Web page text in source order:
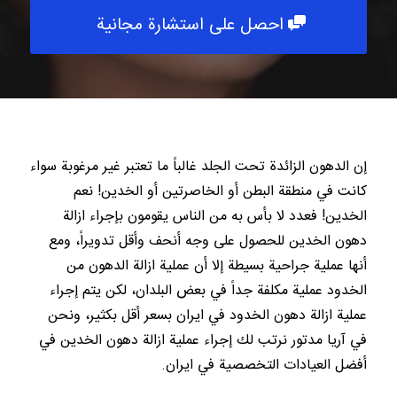
احصل على استشارة مجانية
إن الدهون الزائدة تحت الجلد غالباً ما تعتبر غير مرغوبة سواء
كانت في منطقة البطن أو الخاصرتين أو الخدين! نعم
الخدين! فعدد لا بأس به من الناس يقومون بإجراء ازالة
دهون الخدين للحصول على وجه أنحف وأقل تدويراً، ومع
أنها عملية جراحية بسيطة إلا أن عملية ازالة الدهون من
الخدود عملية مكلفة جداً في بعض البلدان، لكن يتم إجراء
عملية ازالة دهون الخدود في ايران بسعر أقل بكثير، ونحن
في آريا مدتور نرتب لك إجراء عملية ازالة دهون الخدين في
أفضل العيادات التخصصية في ايران.